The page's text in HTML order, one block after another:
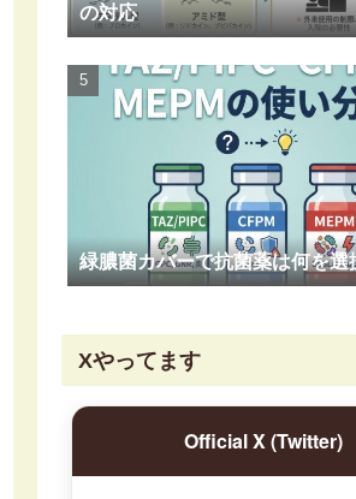
の対応
緑膿菌カバーで抗菌薬は何を選
Xやってます
Official X (Twitter)